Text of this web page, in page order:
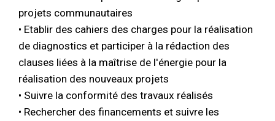
projets communautaires
• Etablir des cahiers des charges pour la réalisation
de diagnostics et participer à la rédaction des
clauses liées à la maîtrise de l'énergie pour la
réalisation des nouveaux projets
• Suivre la conformité des travaux réalisés
• Rechercher des financements et suivre les